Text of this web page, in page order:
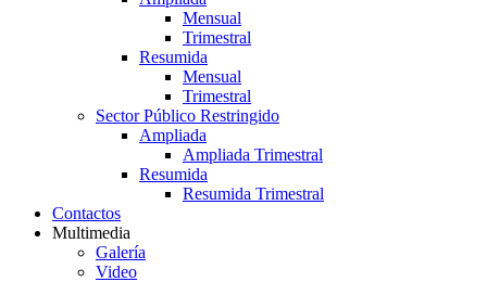
Mensual
Trimestral
Resumida
Mensual
Trimestral
Sector Público Restringido
Ampliada
Ampliada Trimestral
Resumida
Resumida Trimestral
Contactos
Multimedia
Galería
Video